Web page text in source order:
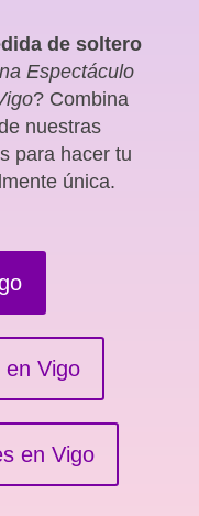
de soltero
Espectáculo
? Combina
nuestras
para hacer tu
única.
en Vigo
en Vigo